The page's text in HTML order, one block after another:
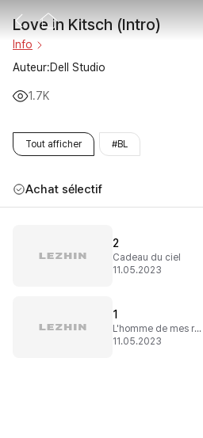
Love in Kitsch (Intro)
Info
Auteur:Dell Studio
1.7K
Tout afficher #BL
Achat sélectif
2
Cadeau du ciel
11.05.2023
1
L'homme de mes rêves
11.05.2023